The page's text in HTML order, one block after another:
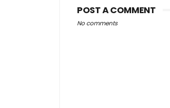
POST A COMMENT
No comments